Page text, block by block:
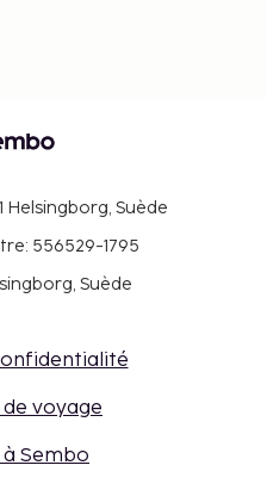
Helsingborg, Suède
556529-1795
Suède
voyage
Sembo